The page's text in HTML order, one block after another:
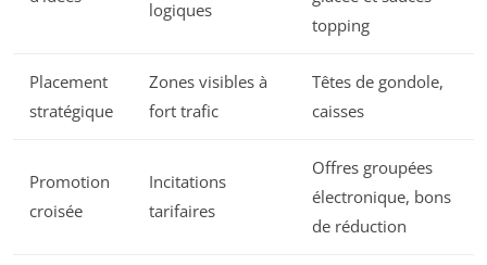
logiques
topping
Placement
stratégique
Zones visibles à
fort trafic
Têtes de gondole,
caisses
Promotion
croisée
Incitations
tarifaires
Offres groupées
électronique, bons
de réduction